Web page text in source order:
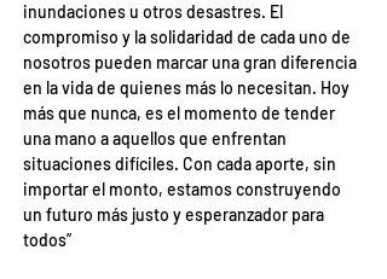
inundaciones u otros desastres. El
compromiso y la solidaridad de cada uno de
nosotros pueden marcar una gran diferencia
en la vida de quienes más lo necesitan. Hoy
más que nunca, es el momento de tender
una mano a aquellos que enfrentan
situaciones difíciles. Con cada aporte, sin
importar el monto, estamos construyendo
un futuro más justo y esperanzador para
todos”